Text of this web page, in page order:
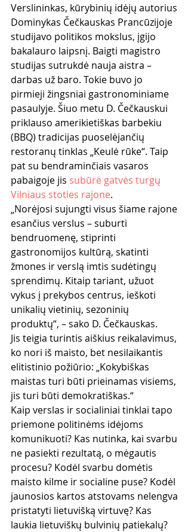
Verslininkas, kūrybinių idėjų autorius
Dominykas Čečkauskas Prancūzijoje
studijavo politikos mokslus, įgijo
bakalauro laipsnį. Baigti magistro
studijas sutrukdė nauja aistra –
darbas už baro. Tokie buvo jo
pirmieji žingsniai gastronominiame
pasaulyje. Šiuo metu D. Čečkauskui
priklauso amerikietiškas barbekiu
(BBQ) tradicijas puoselėjančių
restoranų tinklas „Keulė rūke“. Taip
pat su bendraminčiais vasaros
pabaigoje jis subūrė gatvės turgų
Vilniaus stoties rajone.
„Norėjosi sujungti visus šiame rajone
esančius verslus – suburti
bendruomenę, stiprinti
gastronomijos kultūrą, skatinti
žmones ir verslą imtis sudėtingų
sprendimų. Kitaip tariant, užuot
vykus į prekybos centrus, ieškoti
unikalių vietinių, sezoninių
produktų“, – sako D. Čečkauskas.
Jis teigia turintis aiškius reikalavimus,
ko nori iš maisto, bet nesilaikantis
elitistinio požiūrio: „Kokybiškas
maistas turi būti prieinamas visiems,
jis turi būti demokratiškas.“
Kaip verslas ir socialiniai tinklai tapo
priemone politinėms idėjoms
komunikuoti? Kas nutinka, kai svarbu
ne pasiekti rezultatą, o mėgautis
procesu? Kodėl svarbu domėtis
maisto kilme ir socialine puse? Kodėl
jaunosios kartos atstovams nelengva
pristatyti lietuvišką virtuvę? Kas
laukia lietuviškų bulvinių patiekalų?